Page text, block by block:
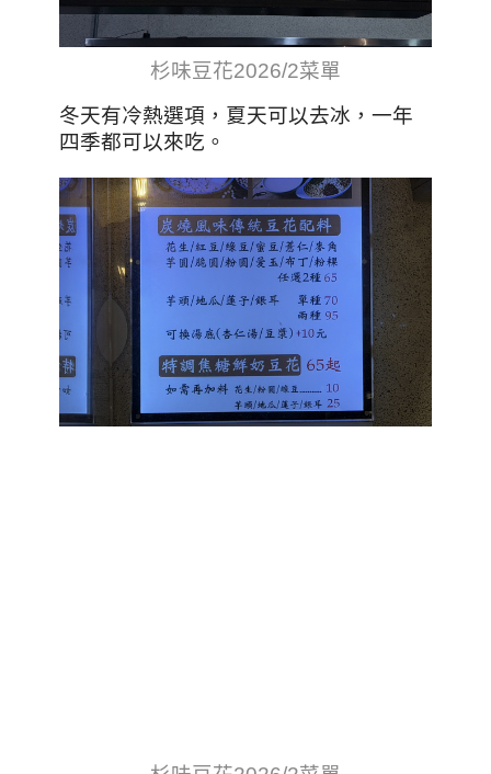
杉味豆花2026/2菜單
冬天有冷熱選項，夏天可以去冰，一年
四季都可以來吃。